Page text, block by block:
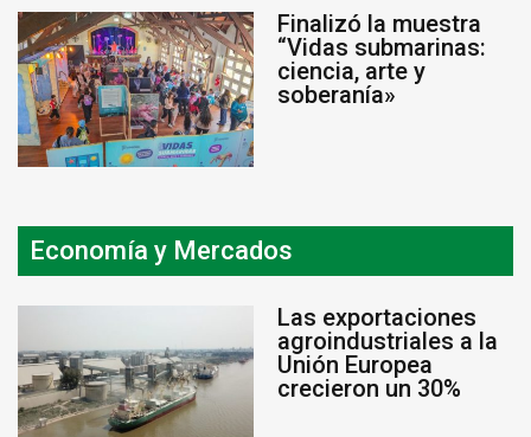
Finalizó la muestra
“Vidas submarinas:
ciencia, arte y
soberanía»
Economía y Mercados
Las exportaciones
agroindustriales a la
Unión Europea
crecieron un 30%